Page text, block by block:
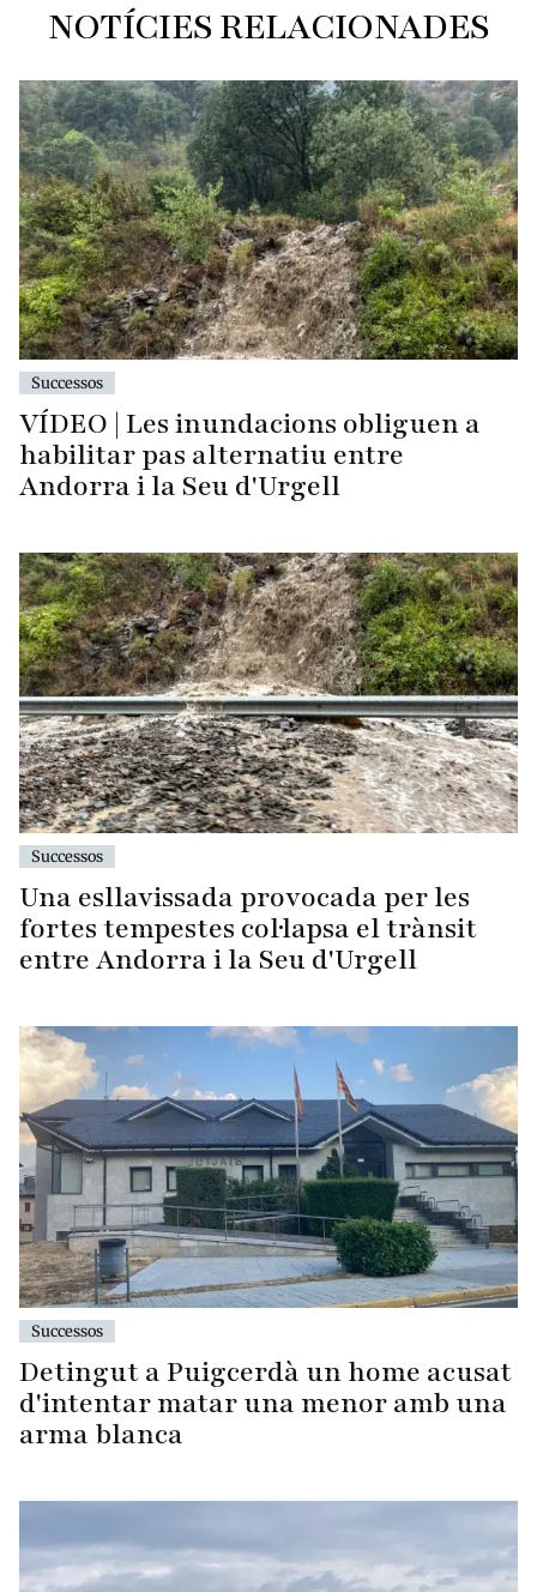
NOTÍCIES RELACIONADES
Successos
VÍDEO | Les inundacions obliguen a
habilitar pas alternatiu entre
Andorra i la Seu d'Urgell
Successos
Una esllavissada provocada per les
fortes tempestes col·lapsa el trànsit
entre Andorra i la Seu d'Urgell
Successos
Detingut a Puigcerdà un home acusat
d'intentar matar una menor amb una
arma blanca